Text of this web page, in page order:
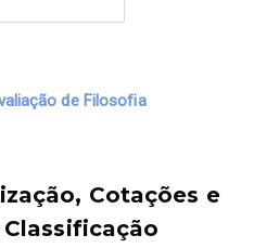
de Filosofia
Cotações e